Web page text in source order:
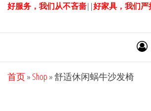
好服务，我们从不吝啬||好家具，我们严
首页» Shop »舒适休闲蜗牛沙发椅